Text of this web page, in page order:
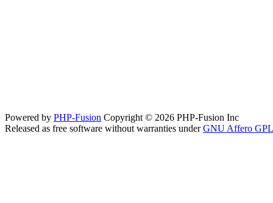
Powered by PHP-Fusion Copyright © 2026 PHP-Fusion Inc
Released as free software without warranties underGNU Affero GPL